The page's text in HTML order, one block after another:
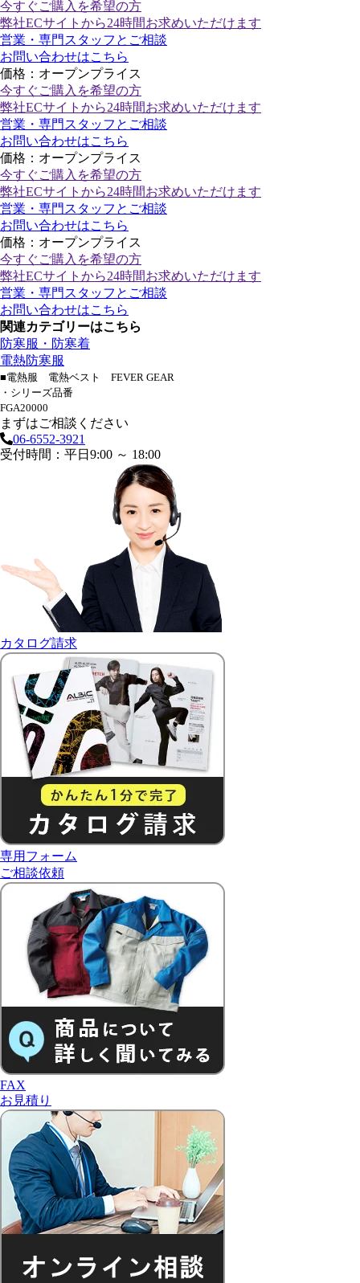
今すぐご購入 を希望の方
弊社ECサイトから24時間お求めいただけます
営業・専門スタッフとご相談
お問い合わせはこちら
価格：オープンプライス
今すぐご購入 を希望の方
弊社ECサイトから24時間お求めいただけます
営業・専門スタッフとご相談
お問い合わせはこちら
価格：オープンプライス
今すぐご購入 を希望の方
弊社ECサイトから24時間お求めいただけます
営業・専門スタッフとご相談
お問い合わせはこちら
価格：オープンプライス
今すぐご購入 を希望の方
弊社ECサイトから24時間お求めいただけます
営業・専門スタッフとご相談
お問い合わせはこちら
関連カテゴリーはこちら
防寒服・防寒着
電熱防寒服
■電熱服 電熱ベスト FEVER GEAR
・シリーズ品番
FGA20000
まずはご相談ください
06-6552-3921
受付時間：平日9:00 ～ 18:00
カタログ請求
専用フォーム
ご相談依頼
FAX
お見積り